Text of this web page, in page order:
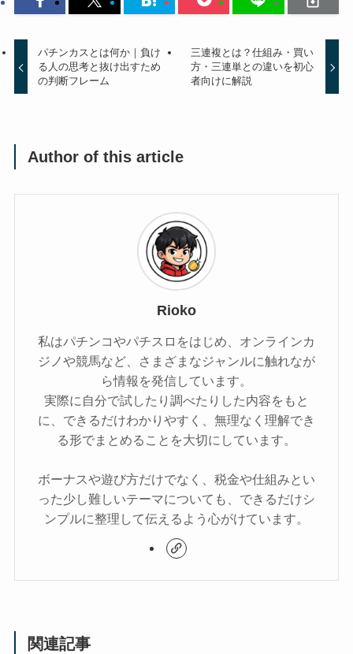
パチンカスとは何か｜負け
る人の思考と抜け出すため
の判断フレーム
三連複とは？仕組み・買い
方・三連単との違いを初心
者向けに解説
Author of this article
Rioko
私はパチンコやパチスロをはじめ、オンラインカ
ジノや競馬など、さまざまなジャンルに触れなが
ら情報を発信しています。
実際に自分で試したり調べたりした内容をもと
に、できるだけわかりやすく、無理なく理解でき
る形でまとめることを大切にしています。
ボーナスや遊び方だけでなく、税金や仕組みとい
った少し難しいテーマについても、できるだけシ
ンプルに整理して伝えるよう心がけています。
関連記事